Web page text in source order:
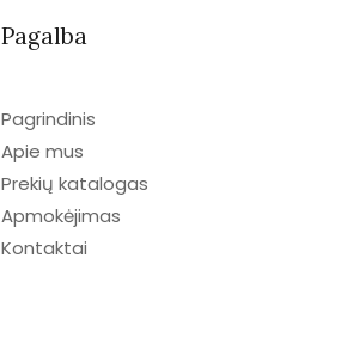
Pagalba
Pagrindinis
Apie mus
Prekių katalogas
Apmokėjimas
Kontaktai